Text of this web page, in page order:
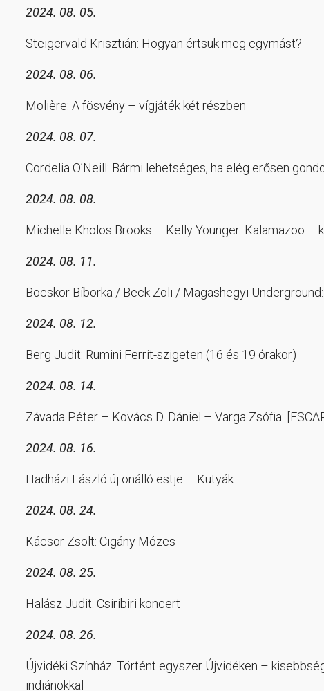
2024. 08. 05.
Steigervald Krisztián: Hogyan értsük meg egymást?
2024. 08. 06.
Molière: A fösvény – vígjáték két részben
2024. 08. 07.
Cordelia O’Neill: Bármi lehetséges, ha elég erősen
2024. 08. 08.
Michelle Kholos Brooks – Kelly Younger: Kalamazoo –
2024. 08. 11.
Bocskor Bíborka / Beck Zoli / Magashegyi
2024. 08. 12.
Berg Judit: Rumini Ferrit-szigeten (16 és 19 órakor)
2024. 08. 14.
Závada Péter – Kovács D. Dániel – Varga Zsófia:
2024. 08. 16.
Hadházi László új önálló estje – Kutyák
2024. 08. 24.
Kácsor Zsolt: Cigány Mózes
2024. 08. 25.
Halász Judit: Csiribiri koncert
2024. 08. 26.
Újvidéki Színház: Történt egyszer Újvidéken –
indiánokkal